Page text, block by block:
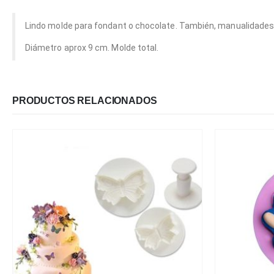
Lindo molde para fondant o chocolate. También,
Diámetro aprox 9 cm. Molde total.
PRODUCTOS RELACIONADOS